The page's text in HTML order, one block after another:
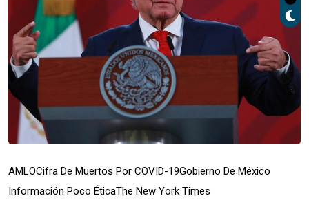
AMLOCifra De Muertos Por COVID-19Gobierno De México
Información Poco ÉticaThe New York Times